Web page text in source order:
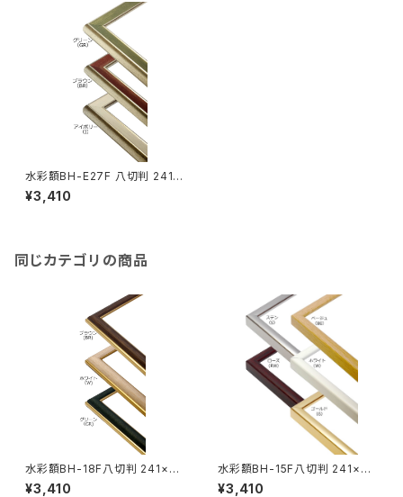
水彩額BH-E27F 八切判 241×
302ミリ
¥3,410
同じカテゴリの商品
水彩額BH-18F八切判 241×30
2ミリ
¥3,410
水彩額BH-15F八切判 241×30
2ミリ
¥3,410